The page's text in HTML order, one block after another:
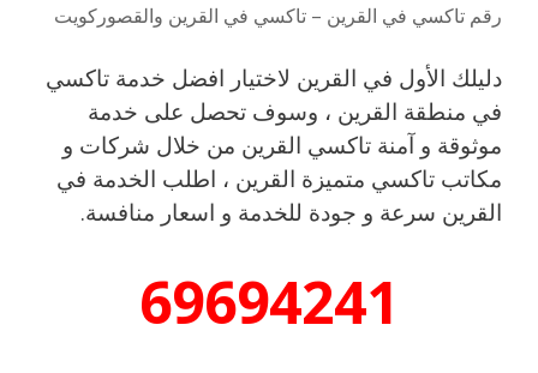
رقم تاكسي في القرين – تاكسي في القرين والقصوركويت
دليلك الأول في القرين لاختيار افضل خدمة تاكسي
في منطقة القرين ، وسوف تحصل على خدمة
موثوقة و آمنة تاكسي القرين من خلال شركات و
مكاتب تاكسي متميزة القرين ، اطلب الخدمة في
القرين سرعة و جودة للخدمة و اسعار منافسة.
69694241